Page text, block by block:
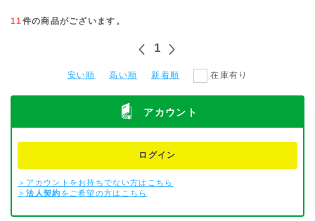
11件の商品がございます。
1
安い順 高い順 新着順 在庫有り
アカウント
ログイン
＞アカウントをお持ちでない方はこちら
＞法人契約 をご希望の方はこちら